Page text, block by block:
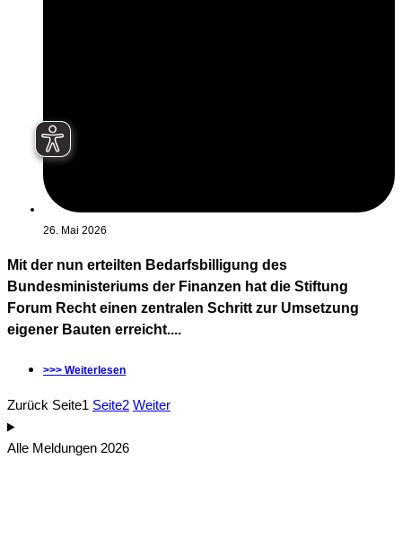
26. Mai 2026
Mit der nun erteilten Bedarfsbilligung des
Bundesministeriums der Finanzen hat die Stiftung
Forum Recht einen zentralen Schritt zur Umsetzung
eigener Bauten erreicht....
>>> Weiterlesen
Zurück Seite1 Seite2 Weiter
Alle Meldungen 2026